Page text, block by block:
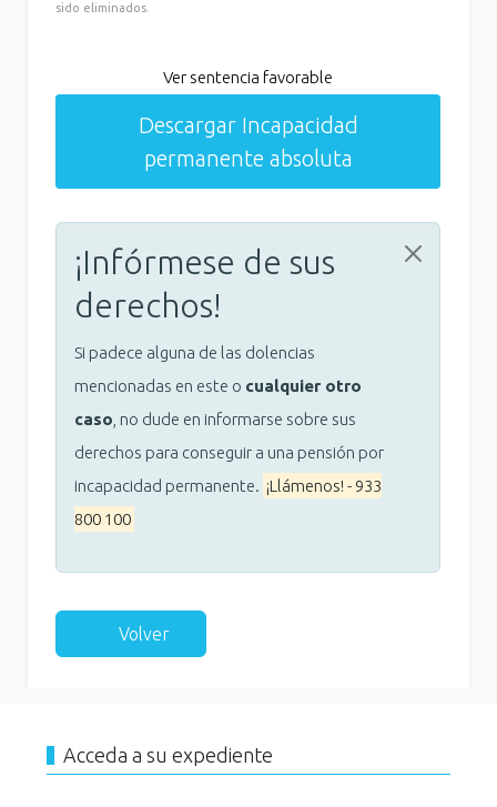
sido eliminados.
Ver sentencia favorable
Descargar Incapacidad
permanente absoluta
¡Infórmese de sus
derechos!
Si padece alguna de las dolencias
mencionadas en este o cualquier otro
caso , no dude en informarse sobre sus
derechos para conseguir a una pensión por
incapacidad permanente. ¡Llámenos! - 933
800 100
Volver
Acceda a su expediente